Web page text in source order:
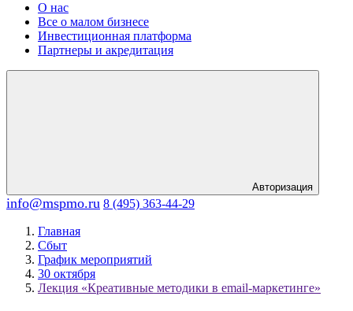
О нас
Все о малом бизнесе
Инвестиционная платформа
Партнеры и акредитация
Авторизация
info@mspmo.ru 8 (495) 363-44-29
Главная
Сбыт
График мероприятий
30 октября
Лекция «Креативные методики в email-маркетинге»